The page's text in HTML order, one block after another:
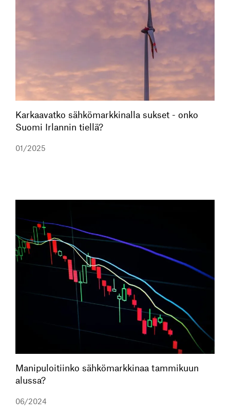
Karkaavatko sähkömarkkinalla sukset - onko
Suomi Irlannin tiellä?
01/2025
Manipuloitiinko sähkömarkkinaa tammikuun
alussa?
06/2024